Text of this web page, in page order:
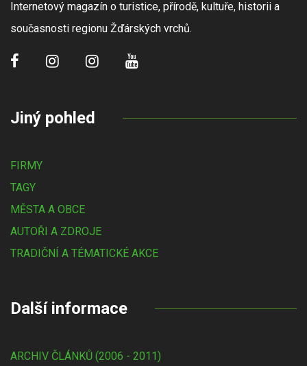
Internetový magazín o turistice, přírodě, kultuře, historii a
současnosti regionu Žďárských vrchů.
Jiný pohled
FIRMY
TAGY
MĚSTA A OBCE
AUTOŘI A ZDROJE
TRADIČNÍ A TÉMATICKÉ AKCE
Další informace
ARCHIV ČLÁNKŮ (2006 - 2011)